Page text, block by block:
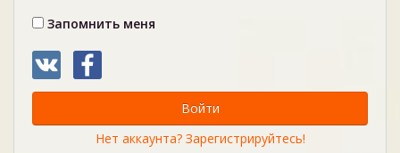
Запомнить меня
Войти
Нет аккаунта? Зарегистрируйтесь!